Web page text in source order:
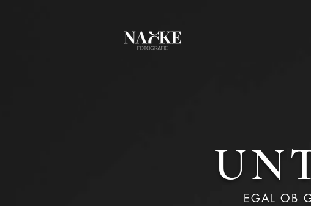
EGAL OB